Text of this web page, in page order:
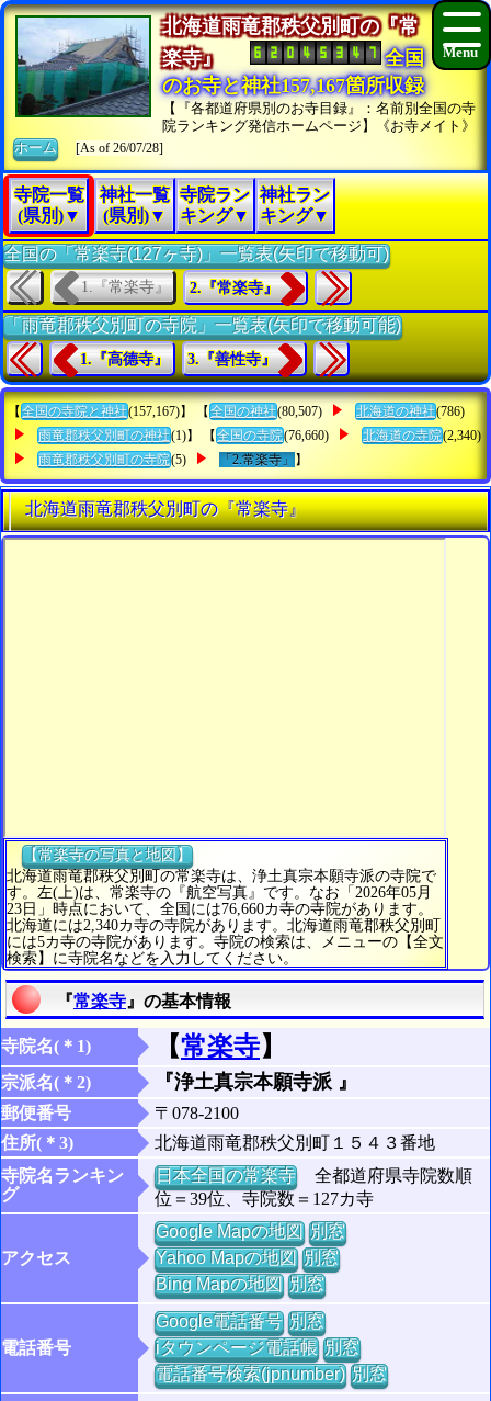
北海道雨竜郡秩父別町の『常
楽寺』
全国
のお寺と神社157,167箇所収録
【『各都道府県別のお寺目録』：名前別全国の寺
院ランキング発信ホームページ】《お寺メイト》
ホーム
[As of 26/07/28]
寺院一覧
(県別)▼
神社一覧
(県別)▼
寺院ラン
キング▼
神社ラン
キング▼
全国の「常楽寺(127ヶ寺)」一覧表(矢印で移動可)
1.『常楽寺』 2.『常楽寺』
「雨竜郡秩父別町の寺院」一覧表(矢印で移動可能)
1.『高德寺』 3.『善性寺』
【 全国の寺院と神社(157,167)】 【 全国の神社(80,507) 北海道の神社(786)
雨竜郡秩父別町の神社(1)】 【 全国の寺院(76,660) 北海道の寺院(2,340)
雨竜郡秩父別町の寺院(5) 「2.常楽寺」 】
北海道雨竜郡秩父別町の『常楽寺』
【常楽寺の写真と地図】
北海道雨竜郡秩父別町の常楽寺は、浄土真宗本願寺派の寺院で
す。左(上)は、常楽寺の『航空写真』です。なお「2026年05月
23日」時点において、全国には76,660カ寺の寺院があります。
北海道には2,340カ寺の寺院があります。北海道雨竜郡秩父別町
には5カ寺の寺院があります。寺院の検索は、メニューの【全文
検索】に寺院名などを入力してください。
『常楽寺 』の基本情報
寺院名(＊1) 【常楽寺】
宗派名(＊2) 『浄土真宗本願寺派 』
郵便番号
〒078-2100
住所(＊3)
北海道雨竜郡秩父別町１５４３番地
寺院名ランキン
グ
日本全国の常楽寺全都道府県寺院数順
位＝39位、寺院数＝127カ寺
アクセス
Google Mapの地図 別窓
Yahoo Mapの地図 別窓
Bing Mapの地図 別窓
電話番号
Google電話番号 別窓
iタウンページ電話帳 別窓
電話番号検索(jpnumber) 別窓